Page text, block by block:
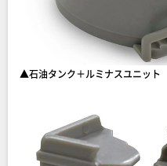
▲石油タンク＋ルミナスユニット